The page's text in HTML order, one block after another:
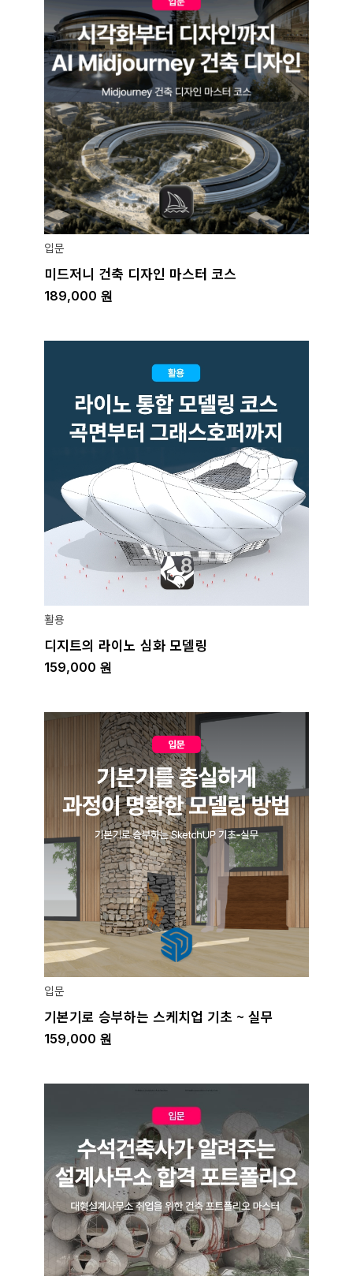
입문
미드저니 건축 디자인 마스터 코스
189,000 원
활용
디지트의 라이노 심화 모델링
159,000 원
입문
기본기로 승부하는 스케치업 기초 ~ 실무
159,000 원